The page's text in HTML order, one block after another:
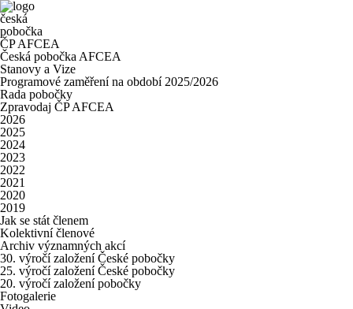
česká
pobočka
ČP AFCEA
Česká pobočka AFCEA
Stanovy a Vize
Programové zaměření na období 2025/2026
Rada pobočky
Zpravodaj ČP AFCEA
2026
2025
2024
2023
2022
2021
2020
2019
Jak se stát členem
Kolektivní členové
Archiv významných akcí
30. výročí založení České pobočky
25. výročí založení České pobočky
20. výročí založení pobočky
Fotogalerie